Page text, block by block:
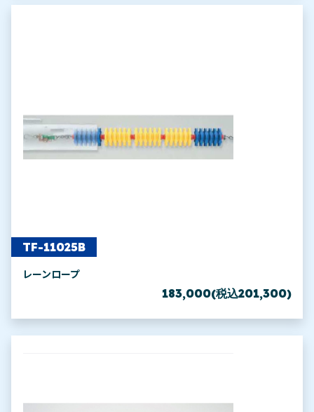
TF-11025B
レーンロープ
183,000(税込201,300)